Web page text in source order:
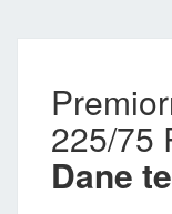
225/75
Dane